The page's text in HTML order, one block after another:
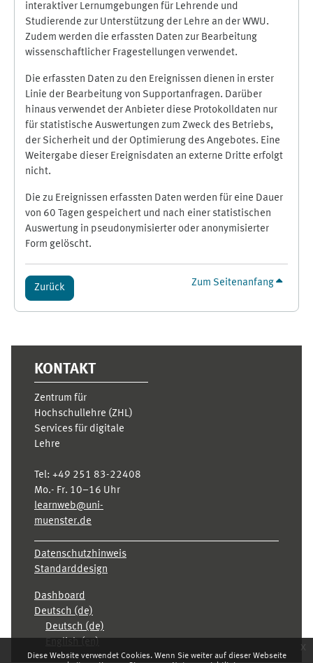
Diese Website verwendet Cookies. Wenn Sie weiter auf dieser Webseite
x
interaktiver Lernumgebungen für Lehrende und
Studierende zur Unterstützung der Lehre an der WWU.
Zudem werden die erfassten Daten zur Bearbeitung
wissenschaftlicher Fragestellungen verwendet.
Die erfassten Daten zu den Ereignissen dienen in erster
Linie der Bearbeitung von Supportanfragen. Darüber
hinaus verwendet der Anbieter diese Protokolldaten nur
für statistische Auswertungen zum Zweck des Betriebs,
der Sicherheit und der Optimierung des Angebotes. Eine
Weitergabe dieser Ereignisdaten an externe Dritte erfolgt
nicht.
Die zu Ereignissen erfassten Daten werden für eine Dauer
von 60 Tagen gespeichert und nach einer statistischen
Auswertung in pseudonymisierter oder anonymisierter
Form gelöscht.
Zurück Zum Seitenanfang
KONTAKT
Zentrum für
Hochschullehre (ZHL)
Services für digitale
Lehre
Tel: +49 251 83-22408
Mo.- Fr. 10–16 Uhr
learnweb@uni-
muenster.de
Datenschutzhinweis
Standarddesign
Dashboard
Deutsch ‎(de)‎
Deutsch ‎(de)‎